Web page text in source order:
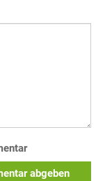
abgeben